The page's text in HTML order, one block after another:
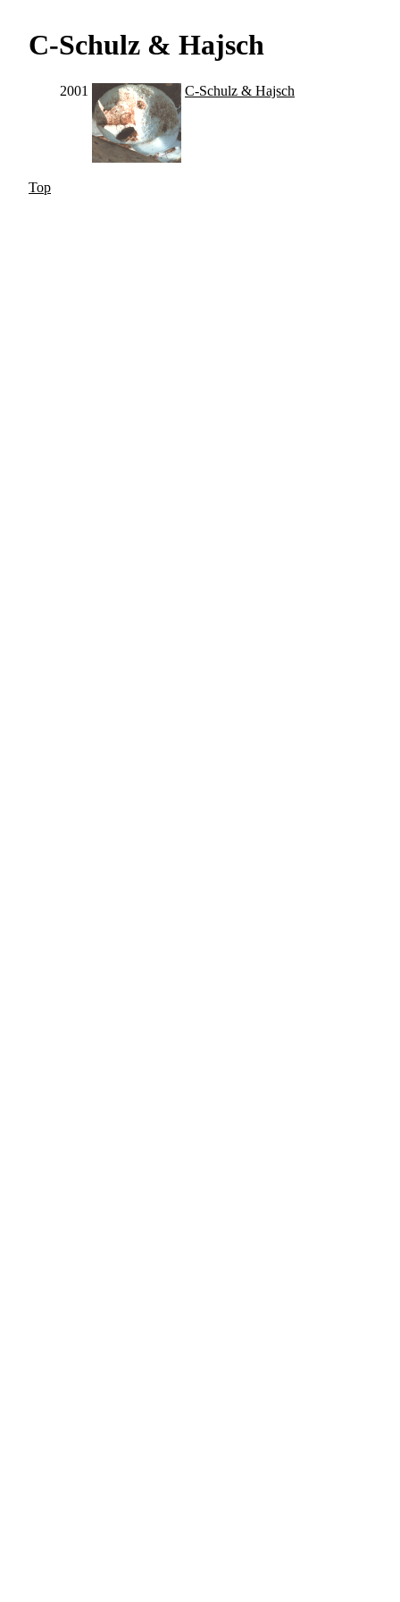
C-Schulz & Hajsch
2001 C-Schulz & Hajsch
Top